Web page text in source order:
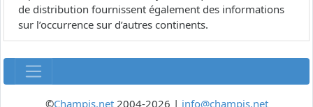
de distribution fournissent également des informations
sur l’occurrence sur d’autres continents.
©Champis.net2004-2026 | info@champis.net